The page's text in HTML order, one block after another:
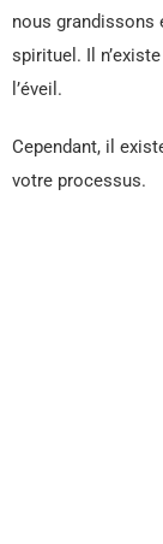
nous grandissons
spirituel. Il
l’éveil.
Cependant, il
votre processus.